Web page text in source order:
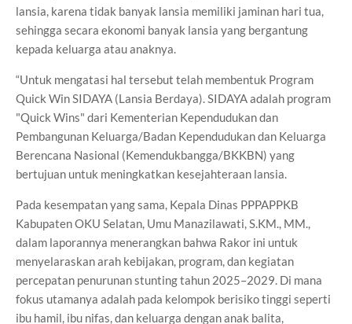
lansia, karena tidak banyak lansia memiliki jaminan hari tua,
sehingga secara ekonomi banyak lansia yang bergantung
kepada keluarga atau anaknya.
“Untuk mengatasi hal tersebut telah membentuk Program
Quick Win SIDAYA (Lansia Berdaya). SIDAYA adalah program
"Quick Wins" dari Kementerian Kependudukan dan
Pembangunan Keluarga/Badan Kependudukan dan Keluarga
Berencana Nasional (Kemendukbangga/BKKBN) yang
bertujuan untuk meningkatkan kesejahteraan lansia.
Pada kesempatan yang sama, Kepala Dinas PPPAPPKB
Kabupaten OKU Selatan, Umu Manazilawati, S.KM., MM.,
dalam laporannya menerangkan bahwa Rakor ini untuk
menyelaraskan arah kebijakan, program, dan kegiatan
percepatan penurunan stunting tahun 2025–2029. Di mana
fokus utamanya adalah pada kelompok berisiko tinggi seperti
ibu hamil, ibu nifas, dan keluarga dengan anak balita,